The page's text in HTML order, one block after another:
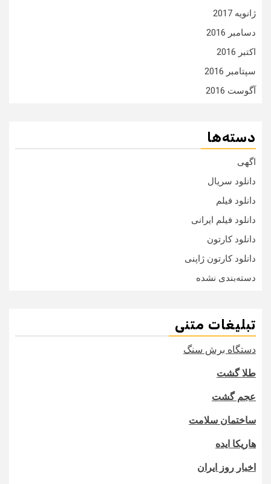
ژانویه 2017
دسامبر 2016
اکتبر 2016
سپتامبر 2016
آگوست 2016
دسته‌ها
اگهی
دانلود سریال
دانلود فیلم
دانلود فیلم ایرانی
دانلود کارتون
دانلود کارتون ژاپنی
دسته‌بندی نشده
تبلیغات متنی
دستگاه برش سنگ
طلا گشت
عجم گشت
ساختمان سلامت
هاریکا ایده
اخبار روز ایران